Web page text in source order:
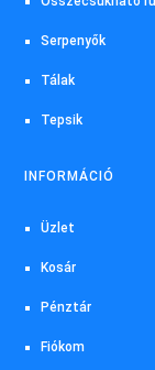
Serpenyők
Tálak
Tepsik
INFORMÁCIÓ
Üzlet
Kosár
Pénztár
Fiókom